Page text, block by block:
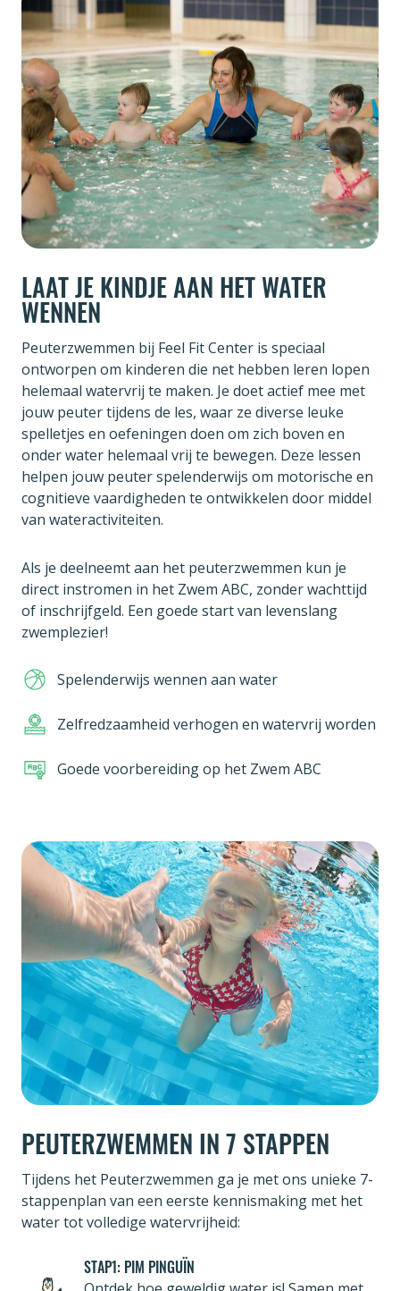
LAAT JE KINDJE AAN HET WATER
WENNEN
Peuterzwemmen bij Feel Fit Center is speciaal
ontworpen om kinderen die net hebben leren lopen
helemaal watervrij te maken. Je doet actief mee met
jouw peuter tijdens de les, waar ze diverse leuke
spelletjes en oefeningen doen om zich boven en
onder water helemaal vrij te bewegen. Deze lessen
helpen jouw peuter spelenderwijs om motorische en
cognitieve vaardigheden te ontwikkelen door middel
van wateractiviteiten.
Als je deelneemt aan het peuterzwemmen kun je
direct instromen in het Zwem ABC, zonder wachttijd
of inschrijfgeld. Een goede start van levenslang
zwemplezier!
Spelenderwijs wennen aan water
Zelfredzaamheid verhogen en watervrij worden
Goede voorbereiding op het Zwem ABC
PEUTERZWEMMEN IN 7 STAPPEN
Tijdens het Peuterzwemmen ga je met ons unieke 7-
stappenplan van een eerste kennismaking met het
water tot volledige watervrijheid:
STAP1: PIM PINGUÏN